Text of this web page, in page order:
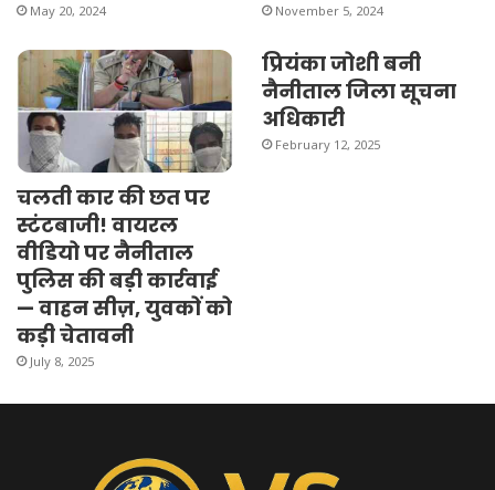
May 20, 2024 November 5, 2024
चलती कार की छत पर
स्टंटबाजी! वायरल
वीडियो पर नैनीताल
पुलिस की बड़ी कार्रवाई
— वाहन सीज़, युवकों को
कड़ी चेतावनी
July 8, 2025
प्रियंका जोशी बनी
नैनीताल जिला सूचना
अधिकारी
February 12, 2025